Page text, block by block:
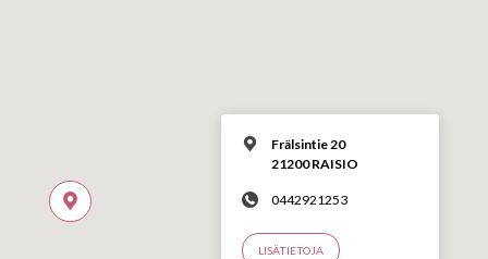
Frälsintie 20
21200 RAISIO
0442921253
LISÄTIETOJA